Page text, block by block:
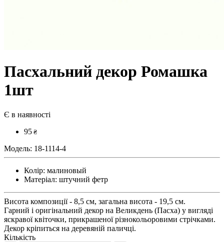
Пасхальний декор Ромашка
1шт
Є в наявності
95 ₴
Модель: 18-1114-4
Колір: малиновый
Матеріал: штучний фетр
Висота композиції - 8,5 см, загальна висота - 19,5 см.
Гарний і оригінальний декор на Великдень (Пасха) у вигляді
яскравої квіточки, прикрашеної різнокольоровими стрічками.
Декор кріпиться на деревяній паличці.
Кількість